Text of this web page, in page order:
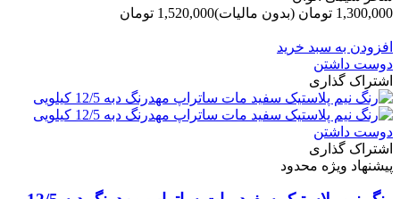
1,300,000 تومان
(بدون مالیات)1,520,000 تومان
افزودن به سبد خرید
دوست داشتن
اشتراک گذاری
دوست داشتن
اشتراک گذاری
پیشنهاد ویژه محدود